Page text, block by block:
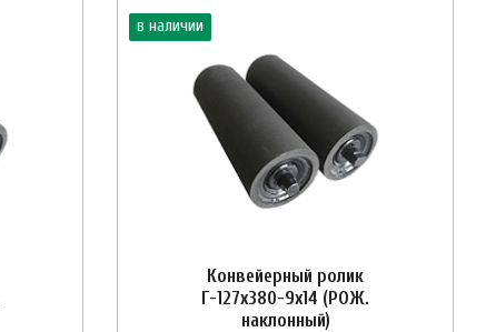
в наличии
Конвейерный ролик
Г-127х380-9х14 (РОЖ.
наклонный)